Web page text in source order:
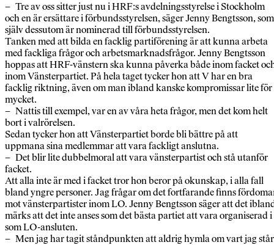
– Tre av oss sitter just nu i HRF:s avdelningsstyrelse i Stockholm
och en är ersättare i förbundsstyrelsen, säger Jenny Bengtsson, som
själv dessutom är nominerad till förbundsstyrelsen.
Tanken med att bilda en facklig partiförening är att kunna arbeta
med fackliga frågor och arbetsmarknadsfrågor. Jenny Bengtsson
hoppas att HRF-vänstern ska kunna påverka både inom facket
inom Vänsterpartiet. På hela taget tycker hon att V har en bra
facklig riktning, även om man ibland kanske kompromissar lite för
mycket.
– Nattis till exempel, var en av våra heta frågor, men det kom helt
bort i valrörelsen.
Sedan tycker hon att Vänsterpartiet borde bli bättre på att
uppmana sina medlemmar att vara fackligt anslutna.
– Det blir lite dubbelmoral att vara vänsterpartist och stå utanför
facket.
Att alla inte är med i facket tror hon beror på okunskap, i alla fall
bland yngre personer. Jag frågar om det fortfarande finns
mot vänsterpartister inom LO. Jenny Bengtsson säger att det
märks att det inte anses som det bästa partiet att vara organiserad i
som LO-ansluten.
– Men jag har tagit ståndpunkten att aldrig hymla om vart jag